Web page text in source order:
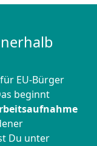
EU-Bürger
beginnt
Du unter